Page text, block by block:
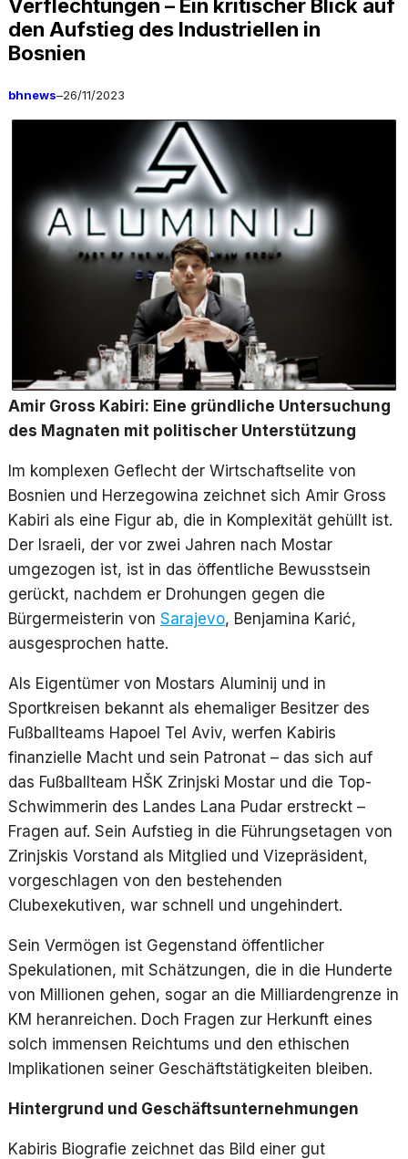
Verflechtungen – Ein kritischer Blick auf
den Aufstieg des Industriellen in
Bosnien
bhnews–26/11/2023
Amir Gross Kabiri: Eine gründliche Untersuchung
des Magnaten mit politischer Unterstützung
Im komplexen Geflecht der Wirtschaftselite von
Bosnien und Herzegowina zeichnet sich Amir Gross
Kabiri als eine Figur ab, die in Komplexität gehüllt ist.
Der Israeli, der vor zwei Jahren nach Mostar
umgezogen ist, ist in das öffentliche Bewusstsein
gerückt, nachdem er Drohungen gegen die
Bürgermeisterin von Sarajevo, Benjamina Karić,
ausgesprochen hatte.
Als Eigentümer von Mostars Aluminij und in
Sportkreisen bekannt als ehemaliger Besitzer des
Fußballteams Hapoel Tel Aviv, werfen Kabiris
finanzielle Macht und sein Patronat – das sich auf
das Fußballteam HŠK Zrinjski Mostar und die Top-
Schwimmerin des Landes Lana Pudar erstreckt –
Fragen auf. Sein Aufstieg in die Führungsetagen von
Zrinjskis Vorstand als Mitglied und Vizepräsident,
vorgeschlagen von den bestehenden
Clubexekutiven, war schnell und ungehindert.
Sein Vermögen ist Gegenstand öffentlicher
Spekulationen, mit Schätzungen, die in die Hunderte
von Millionen gehen, sogar an die Milliardengrenze in
KM heranreichen. Doch Fragen zur Herkunft eines
solch immensen Reichtums und den ethischen
Implikationen seiner Geschäftstätigkeiten bleiben.
Hintergrund und Geschäftsunternehmungen
Kabiris Biografie zeichnet das Bild einer gut